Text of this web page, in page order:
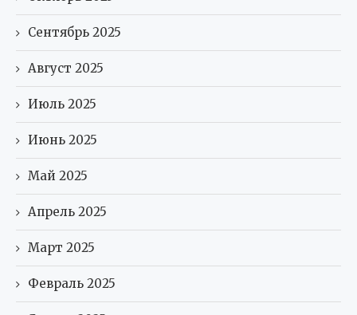
Сентябрь 2025
Август 2025
Июль 2025
Июнь 2025
Май 2025
Апрель 2025
Март 2025
Февраль 2025